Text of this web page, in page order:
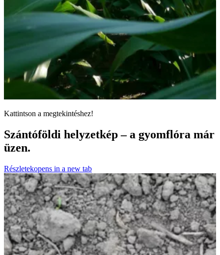
Kattintson a megtekintéshez!
Szántóföldi helyzetkép – a gyomflóra már
üzen.
Részletekopens in a new tab